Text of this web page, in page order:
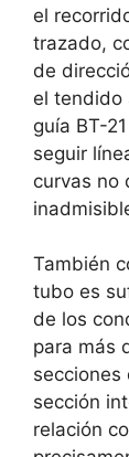
el
trazado,
de
el tendido
guía BT-
seguir
curvas no
También
tubo es
de los
para más
secciones
sección
relación